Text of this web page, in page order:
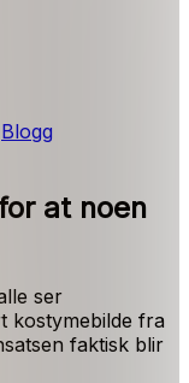
Blogg
at noen
ser
kostymebilde fra
faktisk blir